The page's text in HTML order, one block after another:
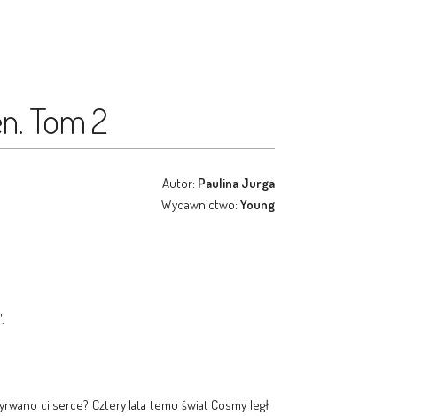
Tom 2
Autor: Paulina Jurga
Wydawnictwo: Young
ci serce? Cztery lata temu świat Cosmy legł